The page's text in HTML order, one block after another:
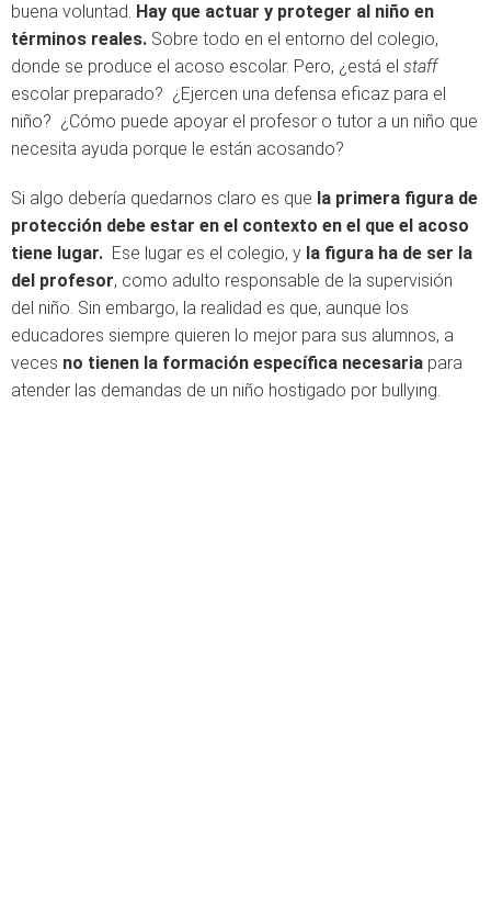
buena voluntad. Hay que actuar y proteger al niño en
términos reales. Sobre todo en el entorno del colegio,
donde se produce el acoso escolar. Pero, ¿está el staff
escolar preparado? ¿Ejercen una defensa eficaz para el
niño? ¿Cómo puede apoyar el profesor o tutor a un niño que
necesita ayuda porque le están acosando?
Si algo debería quedarnos claro es que la primera figura de
protección debe estar en el contexto en el que el acoso
tiene lugar. Ese lugar es el colegio, y la figura ha de ser la
del profesor, como adulto responsable de la supervisión
del niño. Sin embargo, la realidad es que, aunque los
educadores siempre quieren lo mejor para sus alumnos, a
veces no tienen la formación específica necesaria para
atender las demandas de un niño hostigado por bullying.